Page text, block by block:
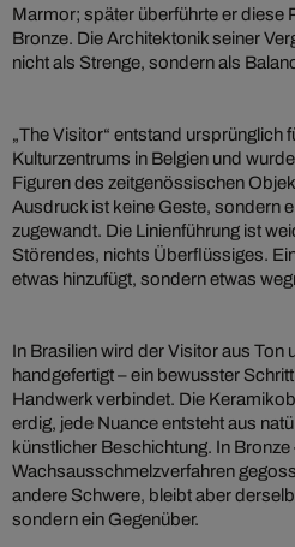
Marmor; später überführte er diese
Bronze. Die Architektonik seiner
nicht als Strenge, sondern als
„The Visitor“ entstand ursprünglich
Kulturzentrums in Belgien und
Figuren des zeitgenössischen
Ausdruck ist keine Geste, sondern
zugewandt. Die Linienführung ist
Störendes, nichts Überflüssiges.
etwas hinzufügt, sondern etwas
In Brasilien wird der Visitor aus Ton
handgefertigt – ein bewusster
Handwerk verbindet. Die
erdig, jede Nuance entsteht aus
künstlicher Beschichtung. In
Wachsausschmelzverfahren
andere Schwere, bleibt aber
sondern ein Gegenüber.